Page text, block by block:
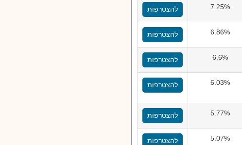
7.25% להצטרפות
6.86% להצטרפות
6.6% להצטרפות
6.03% להצטרפות
5.77% להצטרפות
5.07% להצטרפות